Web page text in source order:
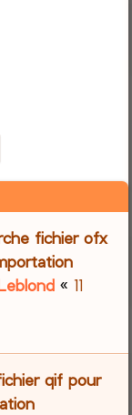
c
h
fichier ofx
« 11
qif pour